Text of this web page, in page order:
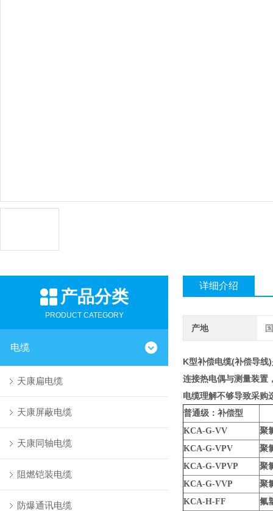
产品分类
PRODUCT CATEGORY
电缆
天康扁电缆
天康屏蔽电缆
天康同轴电缆
阻燃铠装电缆
防爆通讯电缆
详细介绍
产地
K型补偿电缆(补偿导线)
连接热电偶与测量装置
电缆理解不够导致采购
普通级：补偿型
KCA-G-VV
聚
KCA-G-VPV
聚
KCA-G-VPVP
聚
KCA-G-VVP
聚
KCA-H-FF
氟